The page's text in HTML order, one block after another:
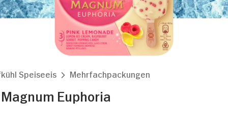
Details
Zugriffe auf unsere Website zu analysieren.
Speiseeis Mehrfachpackungen
Euphoria